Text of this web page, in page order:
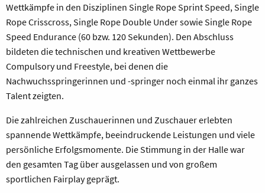
Wettkämpfe in den Disziplinen Single Rope Sprint Speed, Single
Rope Crisscross, Single Rope Double Under sowie Single Rope
Speed Endurance (60 bzw. 120 Sekunden). Den Abschluss
bildeten die technischen und kreativen Wettbewerbe
Compulsory und Freestyle, bei denen die
Nachwuchsspringerinnen und -springer noch einmal ihr ganzes
Talent zeigten.
Die zahlreichen Zuschauerinnen und Zuschauer erlebten
spannende Wettkämpfe, beeindruckende Leistungen und viele
persönliche Erfolgsmomente. Die Stimmung in der Halle war
den gesamten Tag über ausgelassen und von großem
sportlichen Fairplay geprägt.